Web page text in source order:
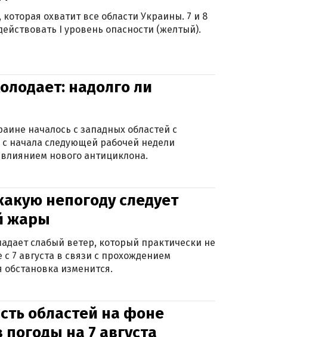
охватит все области Украины. 7 и 8
I уровень опасности (желтый).
надолго ли
началось с западных областей с
начала следующей рабочей недели
нового антициклона.
непогоду следует
жары
слабый ветер, который практически не
7 августа в связи с прохождением
изменится.
областей на фоне
на 7 августа